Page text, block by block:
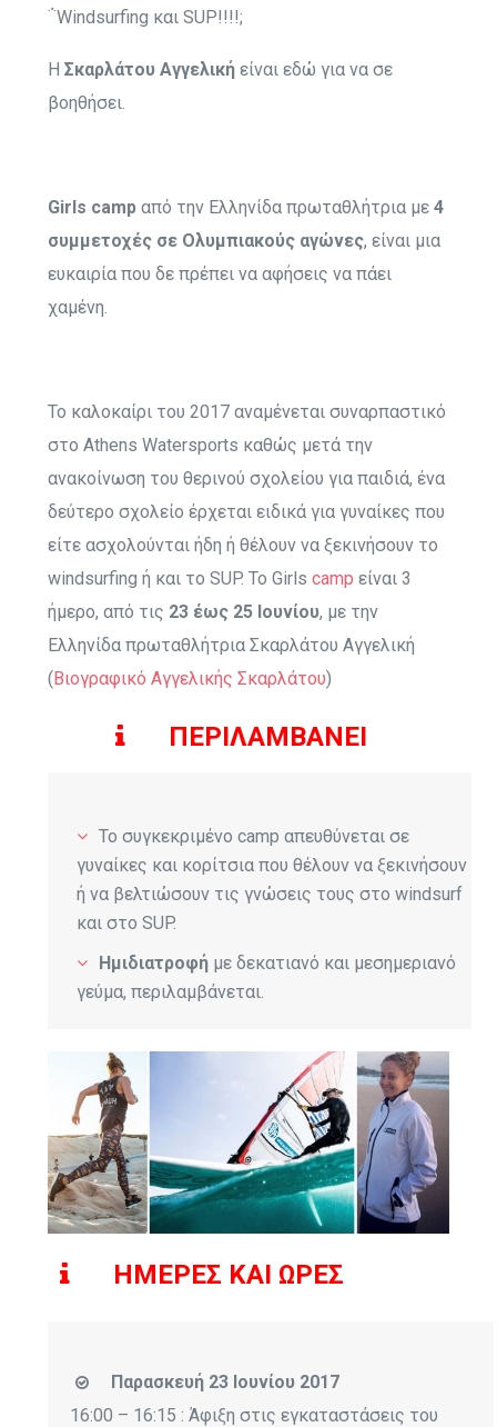
΅Windsurfing και SUP!!!!;
Η Σκαρλάτου Αγγελικήείναι εδώ για να σε
βοηθήσει.
Girls campαπό την Ελληνίδα πρωταθλήτρια με 4
συμμετοχές σε Ολυμπιακούς αγώνες, είναι μια
ευκαιρία που δε πρέπει να αφήσεις να πάει
χαμένη.
Το καλοκαίρι του 2017 αναμένεται συναρπαστικό
στο Athens Watersports καθώς μετά την
ανακοίνωση του θερινού σχολείου για παιδιά, ένα
δεύτερο σχολείο έρχεται ειδικά για γυναίκες που
είτε ασχολούνται ήδη ή θέλουν να ξεκινήσουν το
windsurfing ή και το SUP. Το Girls camp είναι 3
ήμερο, από τις 23 έως 25 Ιουνίου, με την
Ελληνίδα πρωταθλήτρια Σκαρλάτου Αγγελική
( Βιογραφικό Αγγελικής Σκαρλάτου)
ΠΕΡΙΛΑΜΒΑΝΕΙ
Το συγκεκριμένο camp απευθύνεται σε
γυναίκες και κορίτσια που θέλουν να ξεκινήσουν
ή να βελτιώσουν τις γνώσεις τους στο windsurf
και στο SUP.
Ημιδιατροφήμε δεκατιανό και μεσημεριανό
γεύμα, περιλαμβάνεται.
ΗΜΕΡΕΣ ΚΑΙ ΩΡΕΣ
Παρασκευή 23 Ιουνίου 2017
16:00 – 16:15 : Άφιξη στις εγκαταστάσεις του